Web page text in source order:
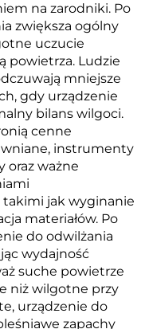
na zarodniki. Po
zwiększa ogólny
uczucie
powietrza. Ludzie
mniejsze
gdy urządzenie
bilans wilgoci.
cenne
instrumenty
oraz ważne
jak wyginanie
materiałów. Po
do odwilżania
wydajność
suche powietrze
niż wilgotne przy
urządzenie do
zapachy